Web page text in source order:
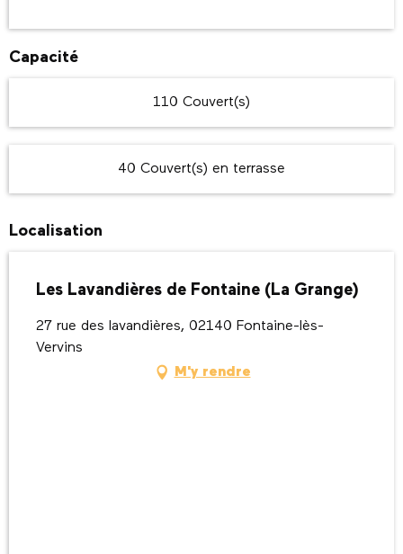
Capacité
110 Couvert(s)
40 Couvert(s) en terrasse
Localisation
Les Lavandières de Fontaine (La Grange)
27 rue des lavandières, 02140 Fontaine-lès-
Vervins
M'y rendre